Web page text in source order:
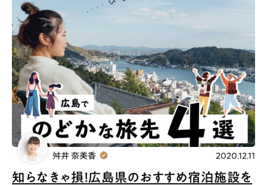
知らなきゃ損！広島県のおすすめ宿泊施設を
舛井 奈美香 2020.12.11